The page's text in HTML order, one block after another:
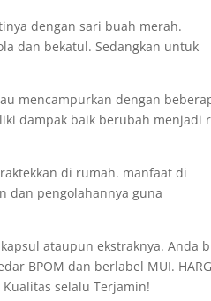
dengan sari buah merah.
dan bekatul. Sedangkan untuk
mencampurkan dengan
dampak baik berubah menjadi
di rumah. manfaat di
dan pengolahannya guna
ataupun ekstraknya. Anda
BPOM dan berlabel MUI.
Kualitas selalu Terjamin!